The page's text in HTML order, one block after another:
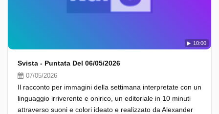
10:00
Svista - Puntata Del 06/05/2026
07/05/2026
Il racconto per immagini della settimana interpretate con un
linguaggio irriverente e onirico, un editoriale in 10 minuti
attraverso suoni e colori ideato e realizzato da Alexander